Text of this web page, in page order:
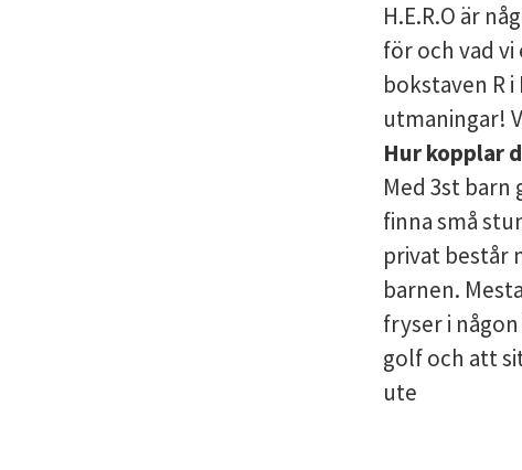
H.E.R.O är
för och vad
bokstaven R
utmaningar!
Hur kopplar
Med 3st
finna små
privat består
barnen.
fryser i
golf och att
ute